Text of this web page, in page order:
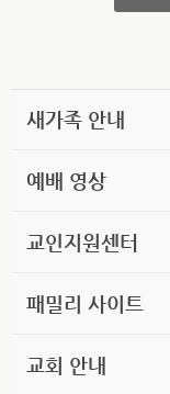
새가족 안내
예배 영상
교인지원센터
패밀리 사이트
교회 안내